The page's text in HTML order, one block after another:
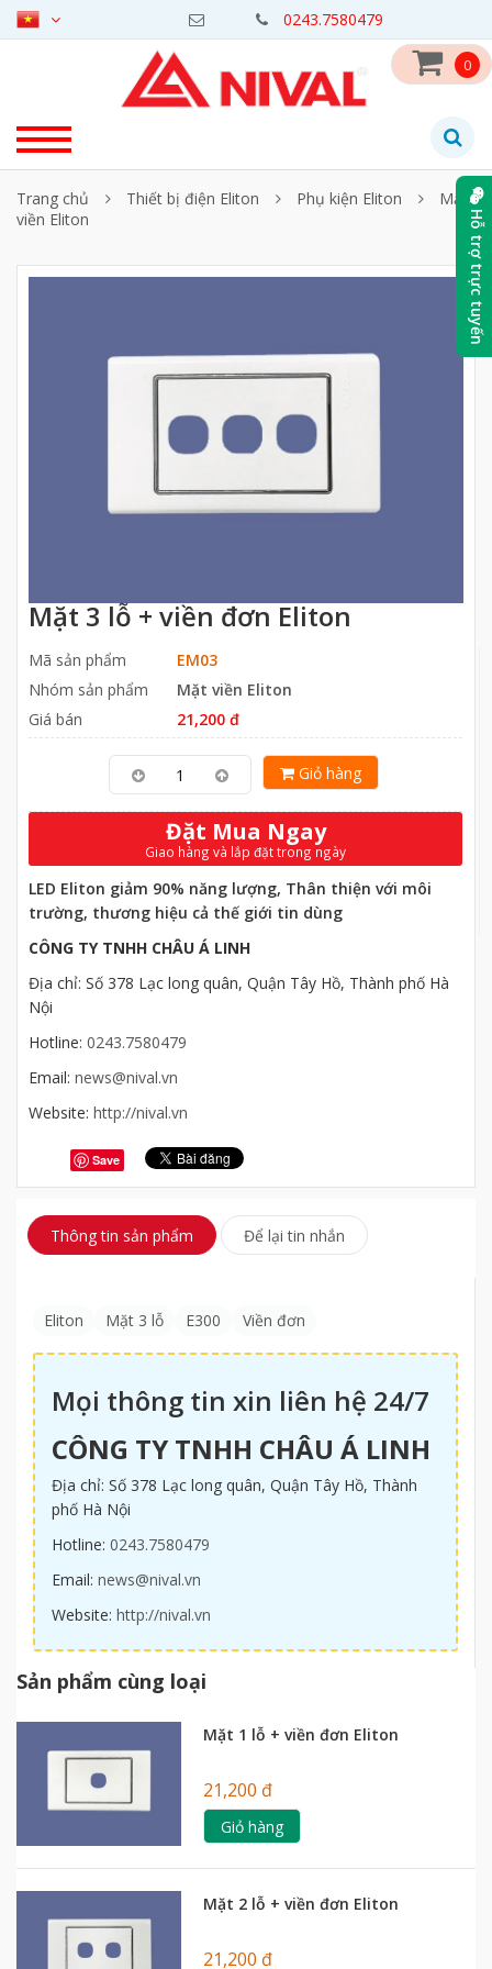
0243.7580479
0
Trang chủ Thiết bị điện Eliton Phụ kiện Eliton
Mặt
viền Eliton
Mặt 3 lỗ + viền đơn Eliton
Mã sản phẩm
EM03
Nhóm sản phẩm
Mặt viền Eliton
Giá bán
21,200 đ
Giỏ hàng
Đặt Mua Ngay
Giao hàng và lắp đặt trong ngày
LED Eliton giảm 90% năng lượng, Thân thiện với môi
trường, thương hiệu cả thế giới tin dùng
CÔNG TY TNHH CHÂU Á LINH
Địa chỉ: Số 378 Lạc long quân, Quận Tây Hồ, Thành phố Hà
Nội
Hotline: 0243.7580479
Email: news@nival.vn
Website: http://nival.vn
Save
Thông tin sản phẩm Để lại tin nhắn
Eliton Mặt 3 lỗ E300 Viền đơn
Mọi thông tin xin liên hệ 24/7
CÔNG TY TNHH CHÂU Á LINH
Địa chỉ: Số 378 Lạc long quân, Quận Tây Hồ, Thành
phố Hà Nội
Hotline: 0243.7580479
Email: news@nival.vn
Website: http://nival.vn
Sản phẩm cùng loại
Mặt 1 lỗ + viền đơn Eliton
21,200 đ
Giỏ hàng
Mặt 2 lỗ + viền đơn Eliton
21,200 đ
Hỗ trợ trực tuyến